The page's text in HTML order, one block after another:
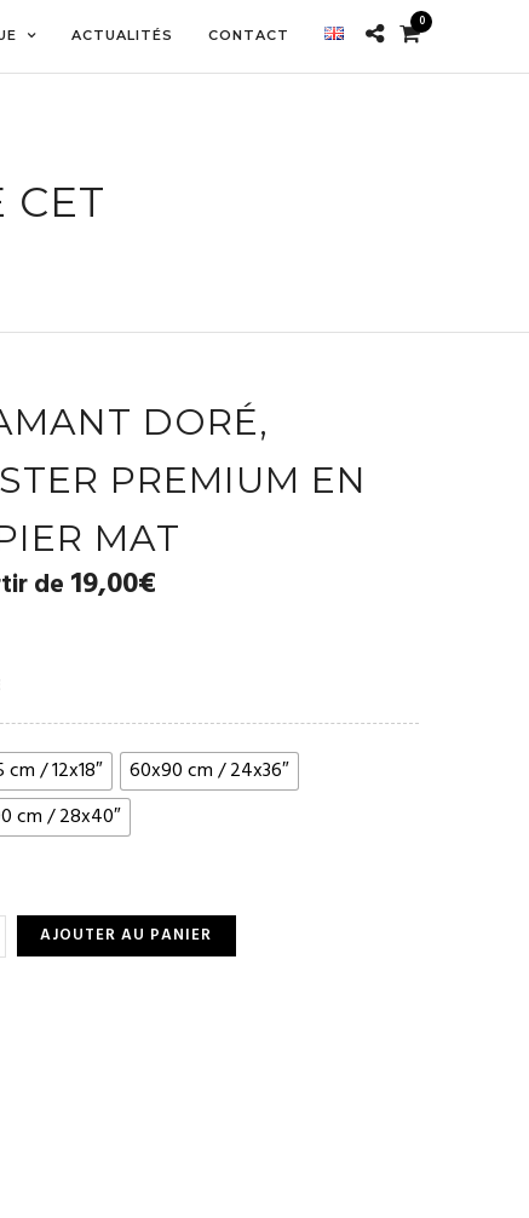
ACTUALITÉS CONTACT
0
CET
DORÉ,
PREMIUM EN
MAT
de 19,00€
/ 12x18″
60x90 cm / 24x36″
cm / 28x40″
AJOUTER AU PANIER